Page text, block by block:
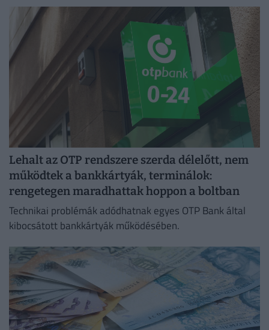
Lehalt az OTP rendszere szerda délelőtt, nem
működtek a bankkártyák, terminálok:
rengetegen maradhattak hoppon a boltban
Technikai problémák adódhatnak egyes OTP Bank által
kibocsátott bankkártyák működésében.